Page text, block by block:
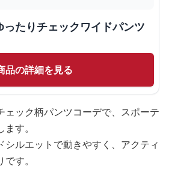
たりチェックワイドパンツ
品の詳細を見る
ェック柄パンツコーデで、スポーテ
す。
シルエットで動きやすく、アクティ
す。